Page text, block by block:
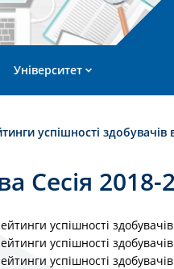
Університет
успішності здобувачів
Сесія 2018-
успішності
успішності
успішності